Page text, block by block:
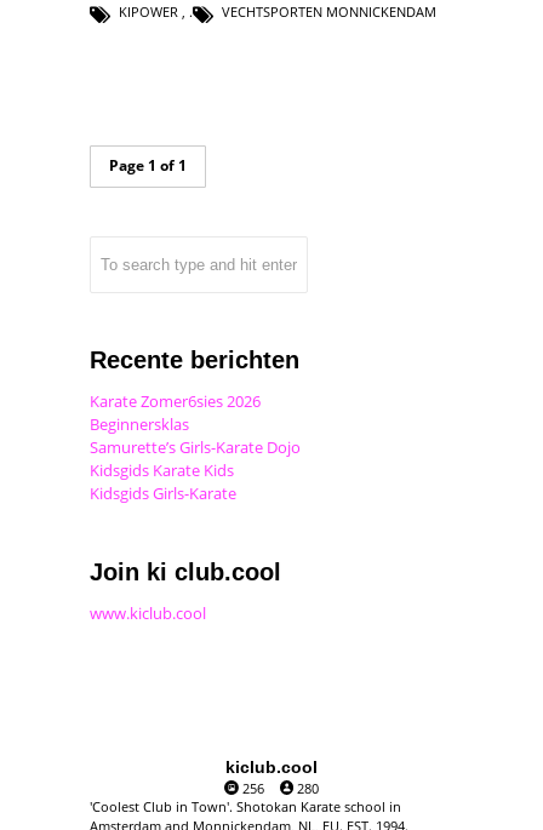
KIPOWER , VECHTSPORTEN MONNICKENDAM
Page 1 of 1
Recente berichten
Karate Zomer6sies 2026
Beginnersklas
Samurette’s Girls-Karate Dojo
Kidsgids Karate Kids
Kidsgids Girls-Karate
Join ki club.cool
www.kiclub.cool
kiclub.cool
256
280
'Coolest Club in Town'. Shotokan Karate school in
Amsterdam and Monnickendam, NL, EU. EST. 1994.